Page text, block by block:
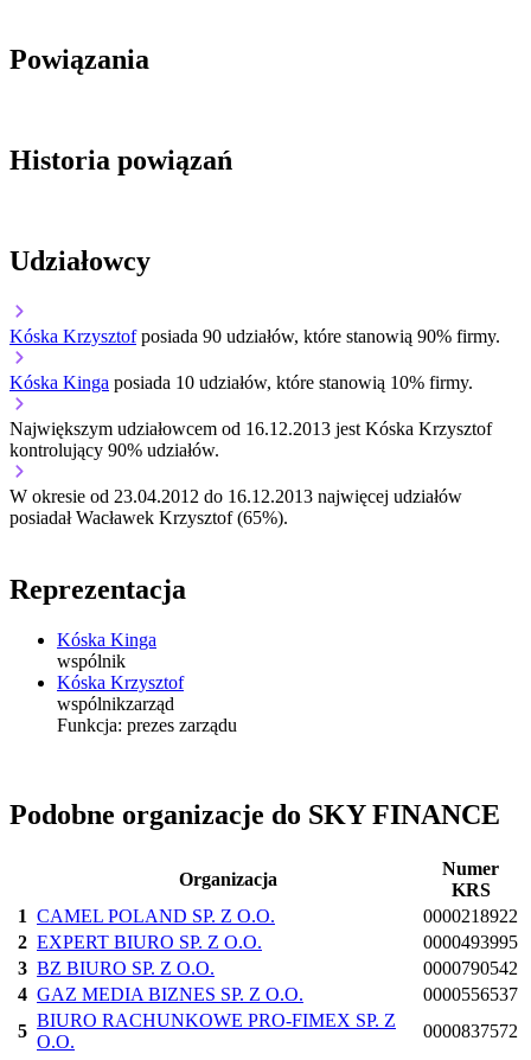
Powiązania
Historia powiązań
Udziałowcy
Kóska Krzysztof posiada 90 udziałów, które stanowią 90% firmy.
Kóska Kinga posiada 10 udziałów, które stanowią 10% firmy.
Największym udziałowcem od 16.12.2013 jest Kóska Krzysztof
kontrolujący 90% udziałów.
W okresie od 23.04.2012 do 16.12.2013 najwięcej udziałów
posiadał Wacławek Krzysztof (65%).
Reprezentacja
Kóska Kinga
wspólnik
Kóska Krzysztof
wspólnikzarząd
Funkcja: prezes zarządu
Podobne organizacje do SKY FINANCE
Organizacja
Numer
KRS
1 CAMEL POLAND SP. Z O.O.
0000218922
2 EXPERT BIURO SP. Z O.O.
0000493995
3 BZ BIURO SP. Z O.O.
0000790542
4 GAZ MEDIA BIZNES SP. Z O.O.
0000556537
5
BIURO RACHUNKOWE PRO-FIMEX SP. Z
O.O.
0000837572